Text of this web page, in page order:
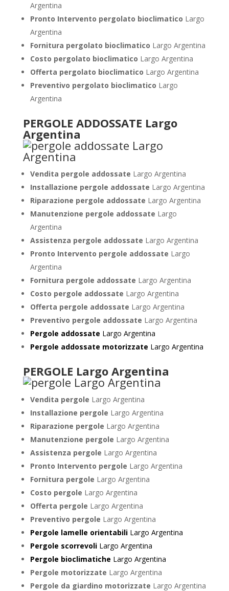
Argentina
Pronto Intervento pergolato bioclimatico Largo
Argentina
Fornitura pergolato bioclimatico Largo Argentina
Costo pergolato bioclimatico Largo Argentina
Offerta pergolato bioclimatico Largo Argentina
Preventivo pergolato bioclimatico Largo
Argentina
PERGOLE ADDOSSATE Largo
Argentina
Vendita pergole addossate Largo Argentina
Installazione pergole addossate Largo Argentina
Riparazione pergole addossate Largo Argentina
Manutenzione pergole addossate Largo
Argentina
Assistenza pergole addossate Largo Argentina
Pronto Intervento pergole addossate Largo
Argentina
Fornitura pergole addossate Largo Argentina
Costo pergole addossate Largo Argentina
Offerta pergole addossate Largo Argentina
Preventivo pergole addossate Largo Argentina
Pergole addossate Largo Argentina
Pergole addossate motorizzate Largo Argentina
PERGOLE Largo Argentina
Vendita pergole Largo Argentina
Installazione pergole Largo Argentina
Riparazione pergole Largo Argentina
Manutenzione pergole Largo Argentina
Assistenza pergole Largo Argentina
Pronto Intervento pergole Largo Argentina
Fornitura pergole Largo Argentina
Costo pergole Largo Argentina
Offerta pergole Largo Argentina
Preventivo pergole Largo Argentina
Pergole lamelle orientabiliLargo Argentina
Pergole scorrevoliLargo Argentina
Pergole bioclimatiche Largo Argentina
Pergole motorizzate Largo Argentina
Pergole da giardino motorizzate Largo Argentina